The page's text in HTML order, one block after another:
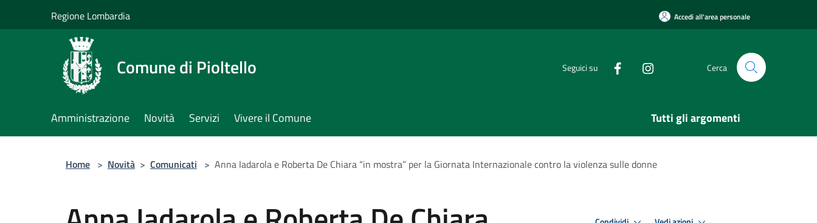
Regione Lombardia Accedi all'area personale
Comune di Pioltello Seguici su Cerca
Amministrazione Novità Servizi Vivere il Comune Tutti gli argomenti
Home > Novità > Comunicati > Anna Iadarola e Roberta De Chiara “in mostra” per la Giornata Internazionale contro la violenza sulle donne